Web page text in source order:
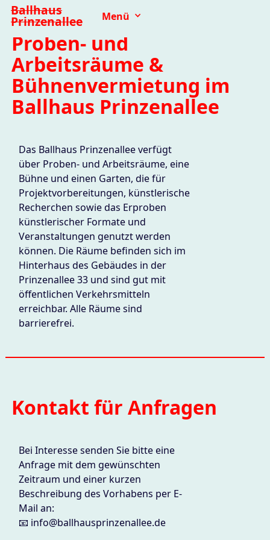
Ballhaus
Prinzenallee Menü
Proben- und
Arbeitsräume &
Bühnenvermietung im
Ballhaus Prinzenallee
Das Ballhaus Prinzenallee verfügt
über Proben- und Arbeitsräume, eine
Bühne und einen Garten, die für
Projektvorbereitungen, künstlerische
Recherchen sowie das Erproben
künstlerischer Formate und
Veranstaltungen genutzt werden
können. Die Räume befinden sich im
Hinterhaus des Gebäudes in der
Prinzenallee 33 und sind gut mit
öffentlichen Verkehrsmitteln
erreichbar. Alle Räume sind
barrierefrei.
Kontakt für Anfragen
Bei Interesse senden Sie bitte eine
Anfrage mit dem gewünschten
Zeitraum und einer kurzen
Beschreibung des Vorhabens per E-
Mail an:
📧 info@ballhausprinzenallee.de